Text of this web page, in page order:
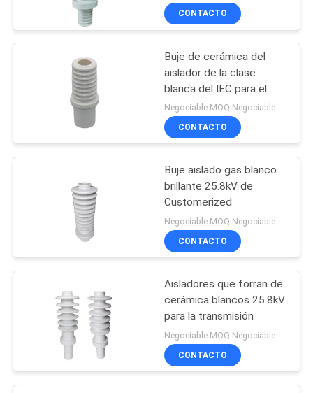
Aisladores del pilar
de la porcelana
Aisladores del
carrete de la
porcelana
Aisladores de la
tensión de la
porcelana
12
CONTACTO
Buje de cerámica del
aislador de la clase
blanca del IEC para el
transformador
Negociable MOQ:Negociable
CONTACTO
Buje aislado gas blanco
brillante 25.8kV de
Customerized
Negociable MOQ:Negociable
CONTACTO
Aisladores que forran de
cerámica blancos 25.8kV
para la transmisión
Negociable MOQ:Negociable
CONTACTO